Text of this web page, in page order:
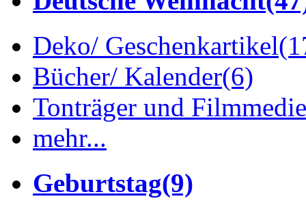
Deko/ Geschenkartikel
Bücher/ Kalender(6)
Tonträger und
mehr...
Geburtstag(9)